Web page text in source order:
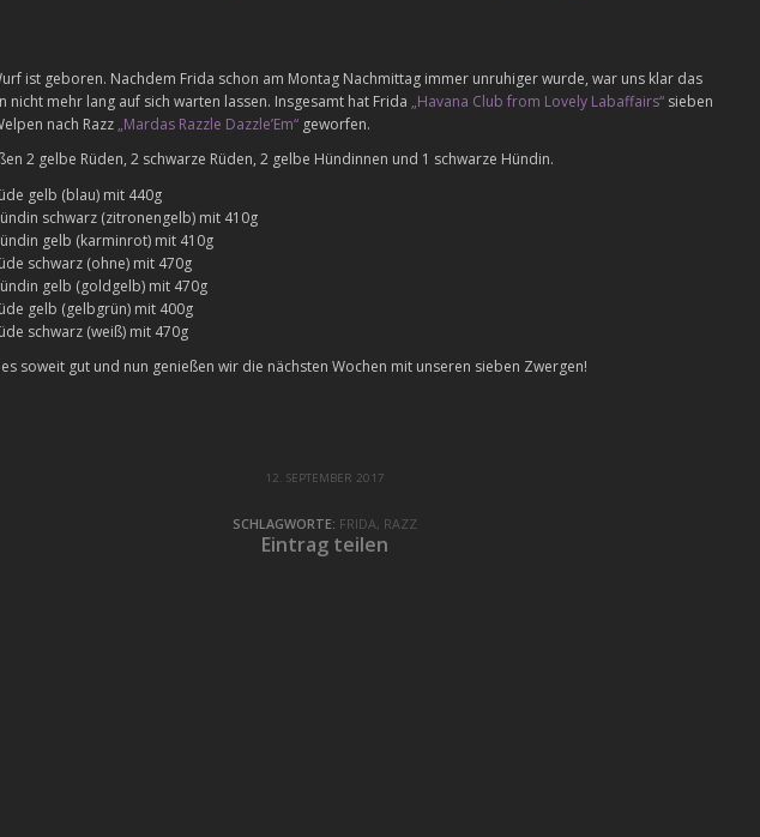
ist geboren. Nachdem Frida schon am Montag Nachmittag immer unruhiger wurde, war uns klar das
nicht mehr lang auf sich warten lassen. Insgesamt hat Frida „Havana Club from Lovely Labaffairs“ sieben
nach Razz „Mardas Razzle Dazzle’Em“ geworfen.
2 gelbe Rüden, 2 schwarze Rüden, 2 gelbe Hündinnen und 1 schwarze Hündin.
gelb (blau) mit 440g
schwarz (zitronengelb) mit 410g
gelb (karminrot) mit 410g
schwarz (ohne) mit 470g
gelb (goldgelb) mit 470g
gelb (gelbgrün) mit 400g
schwarz (weiß) mit 470g
soweit gut und nun genießen wir die nächsten Wochen mit unseren sieben Zwergen!
12. SEPTEMBER 2017
SCHLAGWORTE: FRIDA, RAZZ
Eintrag teilen